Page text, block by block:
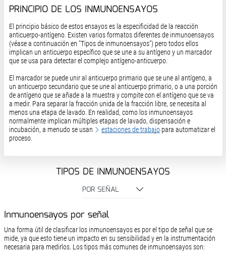
PRINCIPIO DE LOS INMUNOENSAYOS
El principio básico de estos ensayos es la especificidad de la reacción
anticuerpo-antígeno. Existen varios formatos diferentes de inmunoensayos
(véase a continuación en "Tipos de inmunoensayos") pero todos ellos
implican un anticuerpo específico que se une a su antígeno y un marcador
que se usa para detectar el complejo antígeno-anticuerpo.
El marcador se puede unir al anticuerpo primario que se une al antígeno, a
un anticuerpo secundario que se une al anticuerpo primario, o a una porción
de antígeno que se añade a la muestra y compite con el antígeno que se va
a medir. Para separar la fracción unida de la fracción libre, se necesita al
menos una etapa de lavado. En realidad, como los inmunoensayos
normalmente implican múltiples etapas de lavado, dispensación e
incubación, a menudo se usan
estaciones de trabajopara automatizar el
proceso.
TIPOS DE INMUNOENSAYOS
POR SEÑAL
Inmunoensayos por señal
Una forma útil de clasificar los inmunoensayos es por el tipo de señal que se
mide, ya que esto tiene un impacto en su sensibilidad y en la instrumentación
necesaria para medirlos. Los tipos más comunes de inmunoensayos son: